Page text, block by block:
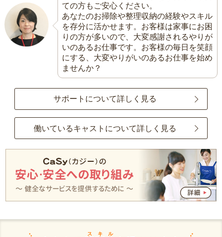
ての方もご安心ください。
あなたのお掃除や整理収納の経験やスキル
を存分に活かせます。お客様は家事にお困
りの方が多いので、大変感謝されるやりが
いのあるお仕事です。お客様の毎日を笑顔
にする、大変やりがいのあるお仕事を始め
ませんか？
サポートについて詳しく見る
働いているキャストについて詳しく見る
スキル